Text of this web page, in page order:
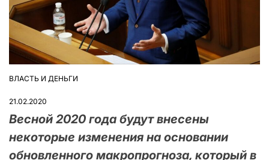
ОПУБЛІКУВАТИ
ВЛАСТЬ И ДЕНЬГИ
21.02.2020
Весной 2020 года будут внесены
некоторые изменения на основании
обновленного макропрогноза, который в